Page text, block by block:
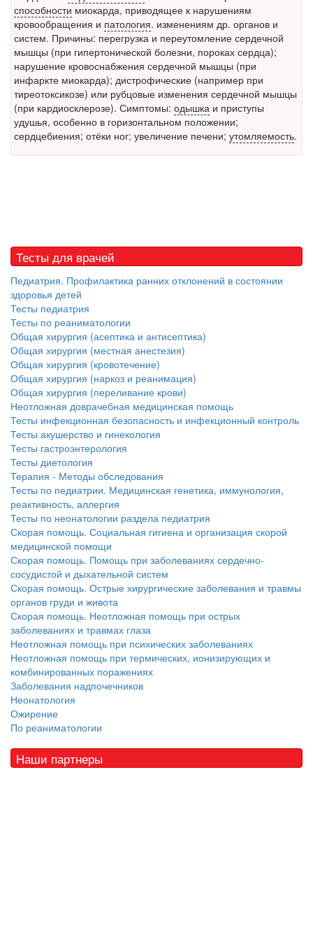
Местная анестезия развивает кардиотоксичность
Федеральная служба по
надзору в сфере
здравоохранения озвучила
тревожную статистику. Она
касаются увеличения риска
острой кардиотоксичности и
роста сопутствующих
осложнений от...
палату на
рассмотрение. Суть его
заключается в
бесплатно, в течении всего срока лечения...
способности миокарда, приводящее к нарушениям
кровообращения и патология. изменениям др. органов и
систем. Причины: перегрузка и переутомление сердечной
мышцы (при гипертонической болезни, пороках сердца);
нарушение кровоснабжения сердечной мышцы (при
инфаркте миокарда); дистрофические (например при
тиреотоксикозе) или рубцовые изменения сердечной мышцы
(при кардиосклерозе). Симптомы: одышка и приступы
удушья, особенно в горизонтальном положении;
сердцебиения; отёки ног; увеличение печени; утомляемость.
Тесты для врачей
Педиатрия. Профилактика ранних отклонений в состоянии
здоровья детей
Тесты педиатрия
Тесты по реаниматологии
Общая хирургия (асептика и антисептика)
Общая хирургия (местная анестезия)
Общая хирургия (кровотечение)
Общая хирургия (наркоз и реанимация)
Общая хирургия (переливание крови)
Неотложная доврачебная медицинская помощь
Тесты инфекционная безопасность и инфекционный контроль
Тесты акушерство и гинекология
Тесты гастроэнтерология
Тесты диетология
Терапия - Методы обследования
Тесты по педиатрии. Медицинская генетика, иммунология,
реактивность, аллергия
Тесты по неонатологии раздела педиатрия
Скорая помощь. Социальная гигиена и организация скорой
медицинской помощи
Скорая помощь. Помощь при заболеваниях сердечно-
сосудистой и дыхательной систем
Скорая помощь. Острые хирургические заболевания и травмы
органов груди и живота
Скорая помощь. Неотложная помощь при острых
заболеваниях и травмах глаза
Неотложная помощь при психических заболеваниях
Неотложная помощь при термических, ионизирующих и
комбинированных поражениях
Заболевания надпочечников
Неонатология
Ожирение
По реаниматологии
Наши партнеры